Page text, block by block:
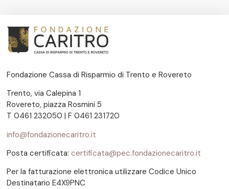
Fondazione Cassa di Risparmio di Trento e Rovereto
Trento, via Calepina 1
Rovereto, piazza Rosmini 5
T 0461 232050 | F 0461 231720
info@fondazionecaritro.it
Posta certificata: certificata@pec.fondazionecaritro.it
Per la fatturazione elettronica utilizzare Codice Unico
Destinatario E4X9PNC